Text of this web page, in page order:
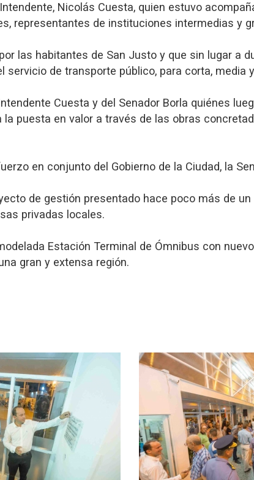
Nicolás Cuesta, quien estuvo
representantes de instituciones intermedias y
las habitantes de San Justo y que sin lugar a
servicio de transporte público, para corta, media
Cuesta y del Senador Borla quiénes
puesta en valor a través de las obras
en conjunto del Gobierno de la Ciudad, la
de gestión presentado hace poco más de
privadas locales.
Estación Terminal de Ómnibus con
gran y extensa región.